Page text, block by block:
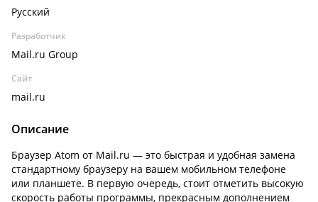
Русский
Разработчик
Mail.ru Group
Сайт
mail.ru
Описание
Браузер Atom от Mail.ru — это быстрая и удобная замена
стандартному браузеру на вашем мобильном телефоне
или планшете. В первую очередь, стоит отметить высокую
скорость работы программы, прекрасным дополнением